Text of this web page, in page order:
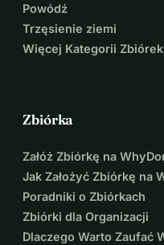
Powódź
Trzęsienie ziemi
Więcej Kategorii Zbiórek
Zbiórka
Załóż Zbiórkę na
Jak Założyć Zbiórkę na
Poradniki o Zbiórkach
Zbiórki dla Organizacji
Dlaczego Warto Zaufać